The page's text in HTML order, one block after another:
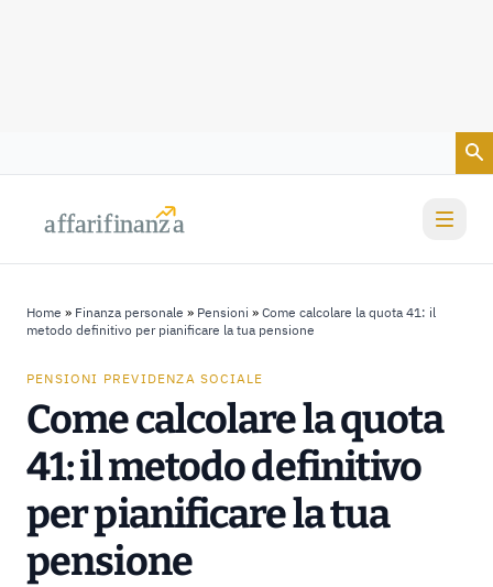
affarifinanza
affarifinanza
Home » Finanza personale » Pensioni » Come calcolare la quota 41: il
metodo definitivo per pianificare la tua pensione
PENSIONI PREVIDENZA SOCIALE
Come calcolare la quota
41: il metodo definitivo
per pianificare la tua
pensione